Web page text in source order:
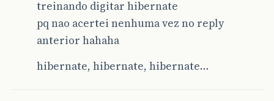
treinando digitar hibernate
pq nao acertei nenhuma vez no reply
anterior hahaha
hibernate, hibernate, hibernate…